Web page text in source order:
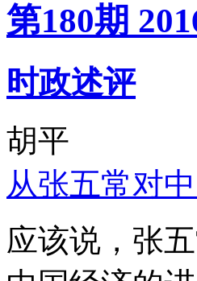
第180期
时政述评
胡平
从张五常对
应该说，张